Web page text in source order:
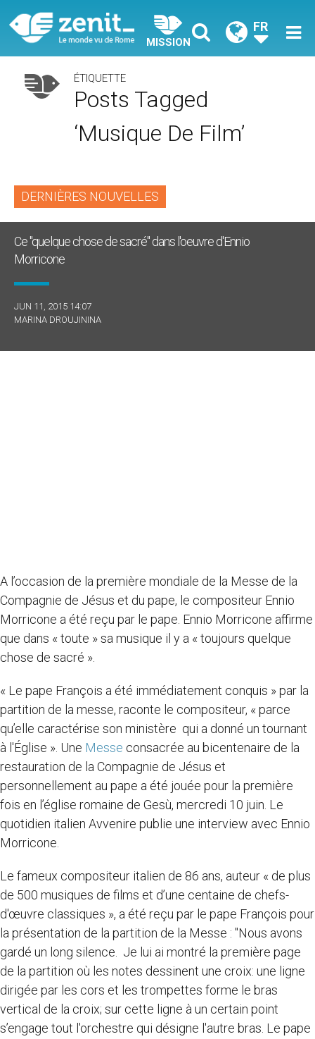
MISSION
FR
ÉTIQUETTE
Posts Tagged
‘musique De Film’
DERNIÈRES NOUVELLES
Ce "quelque chose de sacré" dans l'oeuvre d'Ennio
Morricone
JUN 11, 2015 14:07
MARINA DROUJININA
A l’occasion de la première mondiale de la Messe de la
Compagnie de Jésus et du pape, le compositeur Ennio
Morricone a été reçu par le pape. Ennio Morricone affirme
que dans « toute » sa musique il y a « toujours quelque
chose de sacré ».
« Le pape François a été immédiatement conquis » par la
partition de la messe, raconte le compositeur, « parce
qu’elle caractérise son ministère qui a donné un tournant
à l'Église ». Une Messe consacrée au bicentenaire de la
restauration de la Compagnie de Jésus et
personnellement au pape a été jouée pour la première
fois en l’église romaine de Gesù, mercredi 10 juin. Le
quotidien italien Avvenire publie une interview avec Ennio
Morricone.
Le fameux compositeur italien de 86 ans, auteur « de plus
de 500 musiques de films et d’une centaine de chefs-
d'œuvre classiques », a été reçu par le pape François pour
la présentation de la partition de la Messe : "Nous avons
gardé un long silence. Je lui ai montré la première page
de la partition où les notes dessinent une croix: une ligne
dirigée par les cors et les trompettes forme le bras
vertical de la croix; sur cette ligne à un certain point
s’engage tout l'orchestre qui désigne l'autre bras. Le pape